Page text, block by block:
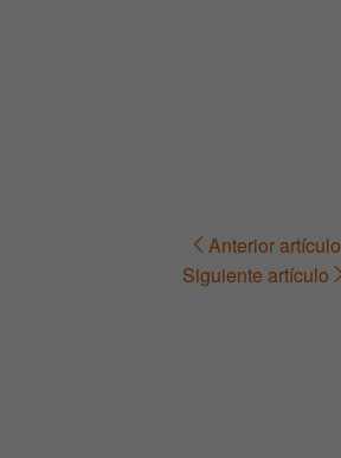
Navegación Anterior artículo
Siguiente artículo